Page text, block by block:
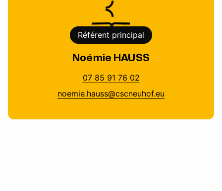
Référent principal
Noémie HAUSS
07 85 91 76 02
noemie.hauss@cscneuhof.eu